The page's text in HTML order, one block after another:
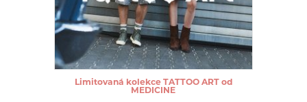
Limitovaná kolekce TATTOO ART od
MEDICINE